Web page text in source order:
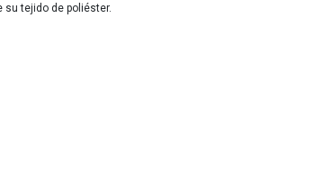
su tejido de poliéster.